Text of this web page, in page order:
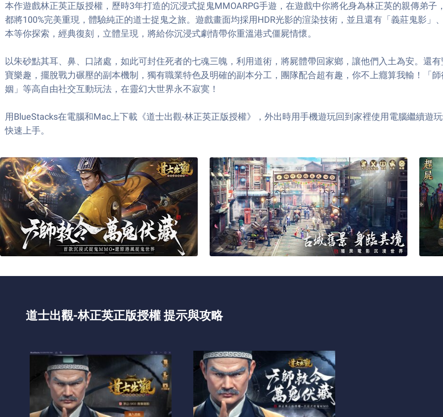
本作遊戲林正英正版授權，歷時3年打造的沉浸式捉鬼MMOARPG手遊，在遊戲中你將化身為林正英的親傳弟
都將100%完美重現，體驗純正的道士捉鬼之旅。遊戲畫面均採用HDR光影的渲染技術，並且還有「義莊鬼影
本等你探索，經典復刻，立體呈現，將給你沉浸式劇情帶你重溫港式僵屍情懷。
以朱砂點其耳、鼻、口諸處，如此可封住死者的七魂三魄，利用道術，將屍體帶回家鄉，讓他們入土為安。還
寶樂趣，擺脫戰力碾壓的副本機制，獨有職業特色及明確的副本分工，團隊配合超有趣，你不上癮算我輸！「
姻」等高自由社交互動玩法，在靈幻大世界永不寂寞！
用BlueStacks在電腦和Mac上下載《道士出觀-林正英正版授權》，外出時用手機遊玩回到家裡使用電腦繼續遊
快速上手。
道士出觀-林正英正版授權 提示與攻略